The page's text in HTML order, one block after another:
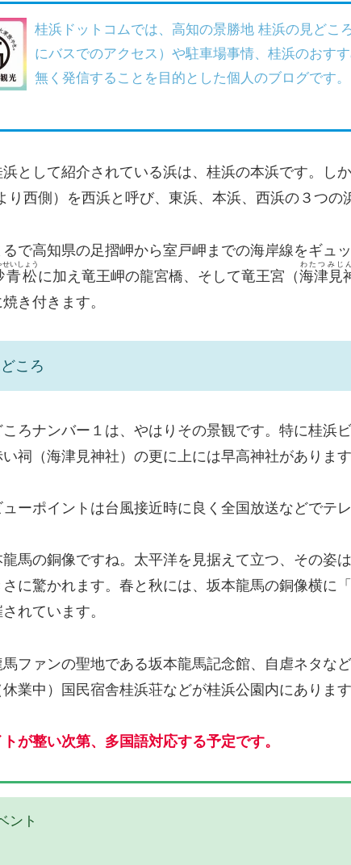
桂浜ドットコムでは、高知の景勝地 桂浜の見どこ
にバスでのアクセス）や駐車場事情、桂浜のおす
無く発信することを目的とした個人のブログです。
として紹介されている浜は、桂浜の本浜です。し
り西側）を西浜と呼び、東浜、本浜、西浜の３つの
で高知県の足摺岬から室戸岬までの海岸線をギュ
青松
せいしょう
に加え竜王岬の龍宮橋、そして竜王宮（海津見
わたつみじ
き付きます。
ころ
ろナンバー１は、やはりその景観です。特に桂浜
祠（海津見神社）の更に上には早高神社がありま
ーポイントは台風接近時に良く全国放送などでテ
馬の銅像ですね。太平洋を見据えて立つ、その姿
に驚かれます。春と秋には、坂本龍馬の銅像横に
れています。
ファンの聖地である坂本龍馬記念館、自虐ネタな
業中）国民宿舎桂浜荘などが桂浜公園内にあります
が整い次第、多国語対応する予定です。
ント